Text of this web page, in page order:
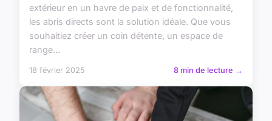
extérieur en un havre de paix et de fonctionnalité,
les abris directs sont la solution idéale. Que vous
souhaitiez créer un coin détente, un espace de
range...
18 février 2025 8 min de lecture →